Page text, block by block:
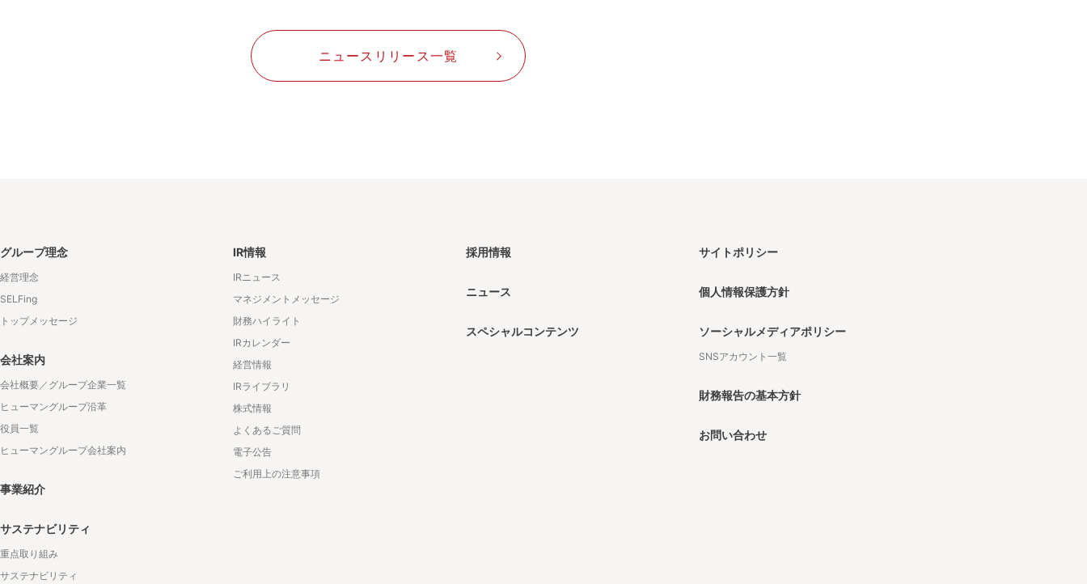
ニュースリリース一覧
グループ理念
経営理念
SELFing
トップメッセージ
会社案内
会社概要／グループ企業一覧
ヒューマングループ沿革
役員一覧
ヒューマングループ会社案内
事業紹介
サステナビリティ
重点取り組み
サステナビリティ
IR情報
IRニュース
マネジメントメッセージ
財務ハイライト
IRカレンダー
経営情報
IRライブラリ
株式情報
よくあるご質問
電子公告
ご利用上の注意事項
採用情報
ニュース
スペシャルコンテンツ
サイトポリシー
個人情報保護方針
ソーシャルメディアポリシー
SNSアカウント一覧
財務報告の基本方針
お問い合わせ